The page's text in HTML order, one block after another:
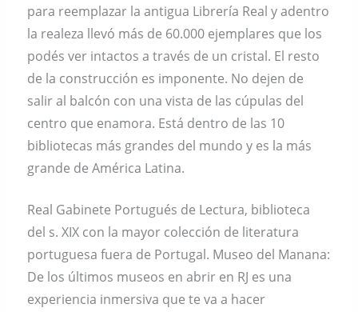
para reemplazar la antigua Librería Real y adentro
la realeza llevó más de 60.000 ejemplares que los
podés ver intactos a través de un cristal. El resto
de la construcción es imponente. No dejen de
salir al balcón con una vista de las cúpulas del
centro que enamora. Está dentro de las 10
bibliotecas más grandes del mundo y es la más
grande de América Latina.
Real Gabinete Portugués de Lectura, biblioteca
del s. XIX con la mayor colección de literatura
portuguesa fuera de Portugal. Museo del Manana:
De los últimos museos en abrir en RJ es una
experiencia inmersiva que te va a hacer